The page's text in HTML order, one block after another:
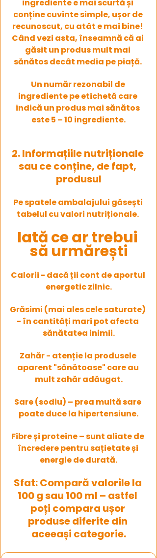
ingrediente e mai scurtă și
conține cuvinte simple, ușor de
recunoscut, cu atât e mai bine!
Când vezi asta, înseamnă că ai
găsit un produs mult mai
sănătos decât media pe piață.
Un număr rezonabil de
ingrediente pe etichetă care
indică un produs mai sănătos
este 5 – 10 ingrediente.
2. Informațiile nutriționale
sau ce conține, de fapt,
produsul
Pe spatele ambalajului găsești
tabelul cu valori nutriționale.
Iată ce ar trebui
să urmărești
Calorii - dacă ții cont de aportul
energetic zilnic.
Grăsimi (mai ales cele saturate)
- în cantități mari pot afecta
sănătatea inimii.
Zahăr - atenție la produsele
aparent "sănătoase" care au
mult zahăr adăugat.
Sare (sodiu) – prea multă sare
poate duce la hipertensiune.
Fibre și proteine – sunt aliate de
încredere pentru sațietate și
energie de durată.
Sfat: Compară valorile la
100 g sau 100 ml – astfel
poți compara ușor
produse diferite din
aceeași categorie.